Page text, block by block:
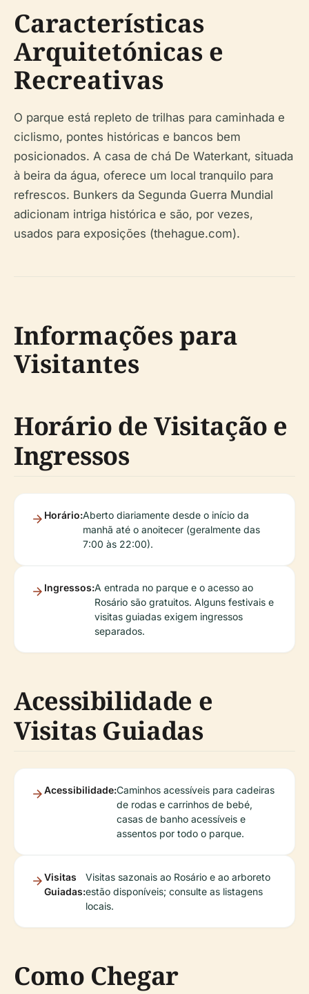
Características
Arquitetónicas e
Recreativas
O parque está repleto de trilhas para caminhada e
ciclismo, pontes históricas e bancos bem
posicionados. A casa de chá De Waterkant, situada
à beira da água, oferece um local tranquilo para
refrescos. Bunkers da Segunda Guerra Mundial
adicionam intriga histórica e são, por vezes,
usados para exposições (thehague.com).
Informações para
Visitantes
Horário de Visitação e
Ingressos
Horário:Aberto diariamente desde o início da
manhã até o anoitecer (geralmente das
7:00 às 22:00).
Ingressos:A entrada no parque e o acesso ao
Rosário são gratuitos. Alguns festivais e
visitas guiadas exigem ingressos
separados.
Acessibilidade e
Visitas Guiadas
Acessibilidade:Caminhos acessíveis para cadeiras
de rodas e carrinhos de bebé,
casas de banho acessíveis e
assentos por todo o parque.
Visitas
Guiadas:
Visitas sazonais ao Rosário e ao arboreto
estão disponíveis; consulte as listagens
locais.
Como Chegar